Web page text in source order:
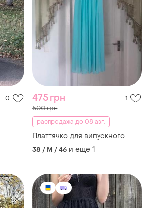
0 475 грн 1
500 грн
распродажа до 08 авг.
Платтячко для випускного
38 / M / 46 и еще 1